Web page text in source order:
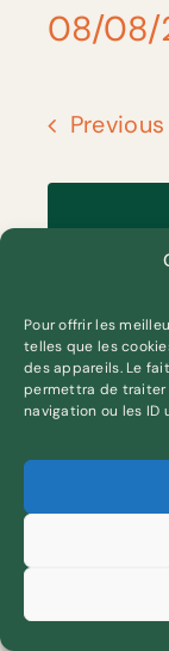
Pour offrir les
telles que les
des appareils. Le
permettra de traiter
navigation ou les ID
08/08/
date.